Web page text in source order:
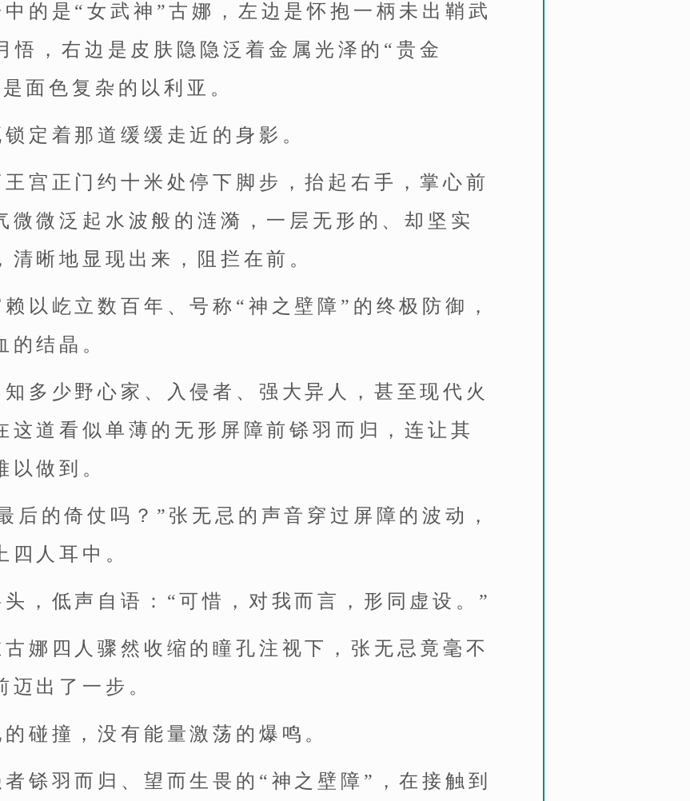
的是“女武神”古娜，左边是怀抱一柄未出鞘武
悟，右边是皮肤隐隐泛着金属光泽的“贵金
面色复杂的以利亚。
定着那道缓缓走近的身影。
宫正门约十米处停下脚步，抬起右手，掌心前
微微泛起水波般的涟漪，一层无形的、却坚实
清晰地显现出来，阻拦在前。
以屹立数百年、号称“神之壁障”的终极防御，
的结晶。
多少野心家、入侵者、强大异人，甚至现代火
这道看似单薄的无形屏障前铩羽而归，连让其
以做到。
后的倚仗吗？”张无忌的声音穿过屏障的波动，
四人耳中。
，低声自语：“可惜，对我而言，形同虚设。”
娜四人骤然收缩的瞳孔注视下，张无忌竟毫不
迈出了一步。
碰撞，没有能量激荡的爆鸣。
铩羽而归、望而生畏的“神之壁障”，在接触到